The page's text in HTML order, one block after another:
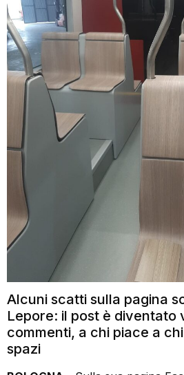
Alcuni scatti sulla pagina
Lepore: il post è diventato
commenti, a chi piace a
spazi